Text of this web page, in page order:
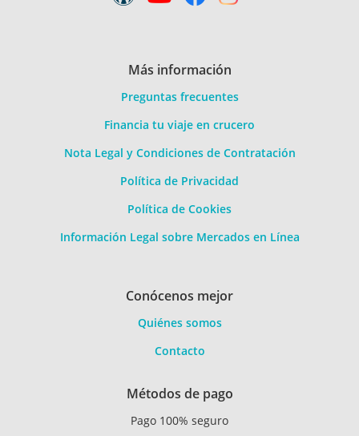
Más información
Preguntas frecuentes
Financia tu viaje en crucero
Nota Legal y Condiciones de Contratación
Política de Privacidad
Política de Cookies
Información Legal sobre Mercados en Línea
Conócenos mejor
Quiénes somos
Contacto
Métodos de pago
Pago 100% seguro